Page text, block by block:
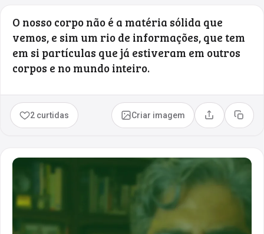
O nosso corpo não é a matéria sólida que
vemos, e sim um rio de informações, que tem
em si partículas que já estiveram em outros
corpos e no mundo inteiro.
2 curtidas Criar imagem Compartilhar
Copiar